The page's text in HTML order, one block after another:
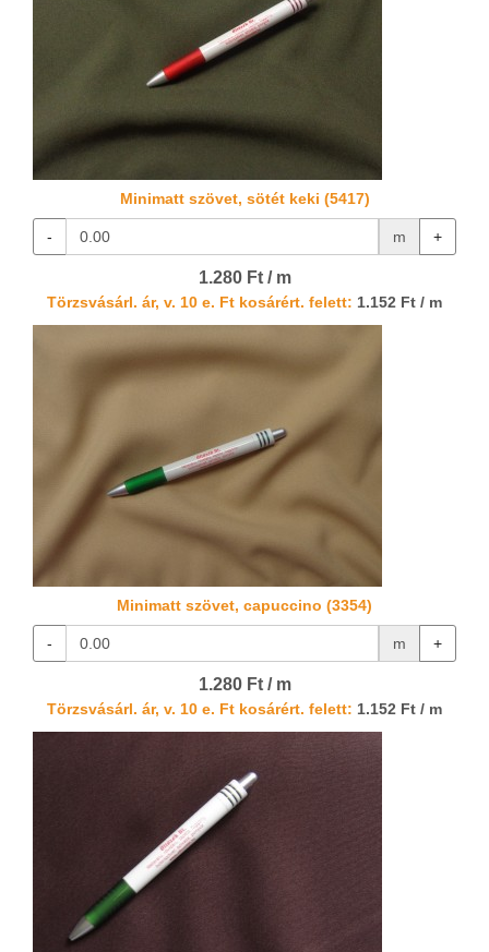
Minimatt szövet, sötét keki (5417)
- m +
1.280 Ft / m
Törzsvásárl. ár, v. 10 e. Ft kosárért. felett: 1.152 Ft / m
Minimatt szövet, capuccino (3354)
- m +
1.280 Ft / m
Törzsvásárl. ár, v. 10 e. Ft kosárért. felett: 1.152 Ft / m